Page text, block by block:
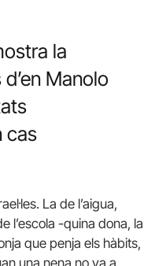
la
Manolo
cas
La de l’aigua,
l’escola -quina dona, la
que penja els hàbits,
una nena no va a